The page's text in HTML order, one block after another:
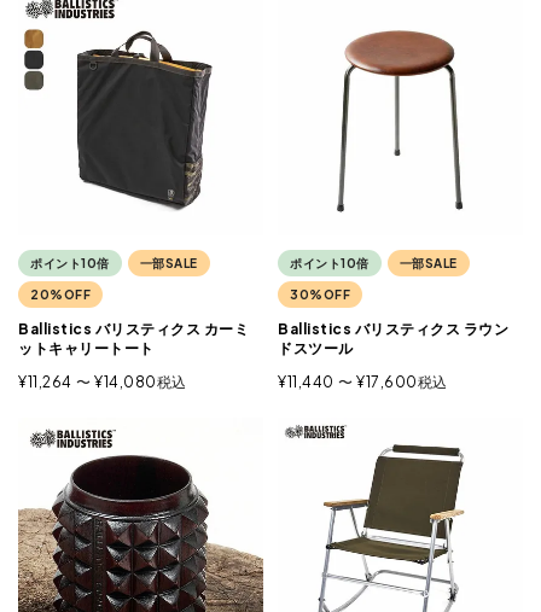
ポイント10倍 一部SALE
20%OFF
Ballistics バリスティクス カーミ
ットキャリートート
¥11,264 〜 ¥14,080税込
ポイント10倍 一部SALE
30%OFF
Ballistics バリスティクス ラウン
ドスツール
¥11,440 〜 ¥17,600税込